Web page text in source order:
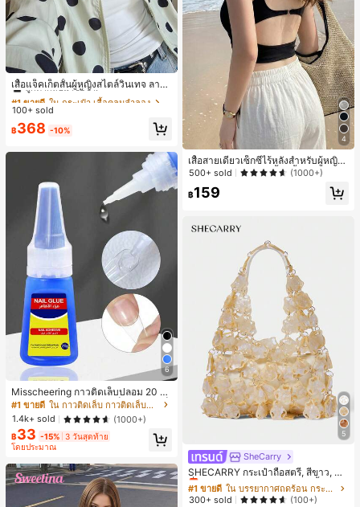
เสื้อแจ็คเก็ตสั้นผู้หญิงสไตล์วินเทจ ลายจุ
ดขนาดใหญ่ คอตั้ง เอวเข้ารูป แขนพอง
ทรงหลวม แฟชั่นอเนกประสงค์ สำหรับใ
ส่ประจำวันและไปเที่ยวพักผ่อน
#1 ขายดี
ใน กระเป๋า เสื้อคลุมลำลอง
ลูกค้ากลับมาซื้อซ้ำ!
#1 ขายดี ใน กระเป๋า เสื้อคลุมลำลอง
ลูกค้ากลับมาซื้อซ้ำ!
#1 ขายดี ใน กระเป๋า เสื้อคลุมลำลอง
ลูกค้ากลับมาซื้อซ้ำ!
#1 ขายดี
ใน กระเป๋า เสื้อคลุมลำลอง
100+ sold
฿368 -10%
6
Misscheering กาวติดเล็บปลอม 20 กรั
ม แรงยึดสูง เจลสติกเกอร์เล็บนุ่ม แห้งเร็
ว เหมาะสำหรับผู้เริ่มต้นทำเล็บ ติดทนน
าน
#1 ขายดี
ใน กาวติดเล็บ กาวติดเล็บและสารยึดติด
1.4k+ sold
(1000+)
฿33 -15% 3 วันสุดท้าย
โดยประมาณ
4
เสื้อสายเดี่ยวเซ็กซี่ไร้หลังสำหรับผู้หญิง
พร้อมบราแบบมีฟองน้ำ, เสื้อกล้ามแขน
500+ sold (1000+)
฿159
5
SheCarry
SHECARRY กระเป๋าถือสตรี, สีขาว, แฟ
ชั่น, สง่างาม, วันหยุด, งานปาร์ตี้
#1 ขายดี
เกือบหมดแล้ว!
#1 ขายดี
เกือบหมดแล้ว!
#1 ขายดี
เกือบหมดแล้ว!
300+ sold (100+)